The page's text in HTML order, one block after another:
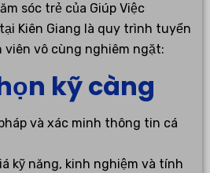
sóc trẻ của Giúp Việc
Kiên Giang là quy trình tuyển
viên vô cùng nghiêm ngặt:
kỹ càng
và xác minh thông tin cá
kỹ năng, kinh nghiệm và tính